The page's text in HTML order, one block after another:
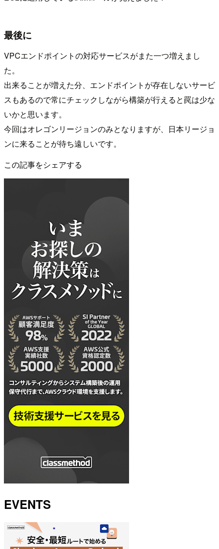
最後に
VPCエンドポイントの対応サービスがまた一つ増えまし
た。
出来ることが増えた分、エンドポイントが存在しないサービ
スもあるので常にチェックしながら構築が行えると罠は少な
いかと思います。
今回はオレゴンリージョンのみとなりますが、日本リージョ
ンに来ることが待ち遠しいです。
この記事をシェアする
EVENTS